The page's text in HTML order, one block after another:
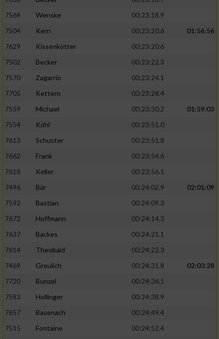
7569
Wenske
00:23:18.9
7504
Kern 00:23:20.6
01:56:56
7629
Kissenkötter
00:23:20.6
7502
Becker
00:23:22.3
7570
Zagarrio
00:23:24.1
7705
Kettern
00:23:28.4
7559
Michael 00:23:30.2
01:59:03
7554
Köhl
00:23:51.0
7613
Schuster
00:23:51.8
7662
Frank
00:23:54.6
7618
Keller
00:23:56.1
7496
Bär 00:24:02.9
02:01:09
7592
Bastian
00:24:09.3
7672
Hoffmann
00:24:14.3
7637
Backes
00:24:21.1
7614
Theobald
00:24:22.3
7469
Greulich 00:24:31.8
02:03:28
7720
Bunzel
00:24:36.1
7583
Hollinger
00:24:38.9
7657
Basenach
00:24:49.4
7515
Fontaine
00:24:52.4